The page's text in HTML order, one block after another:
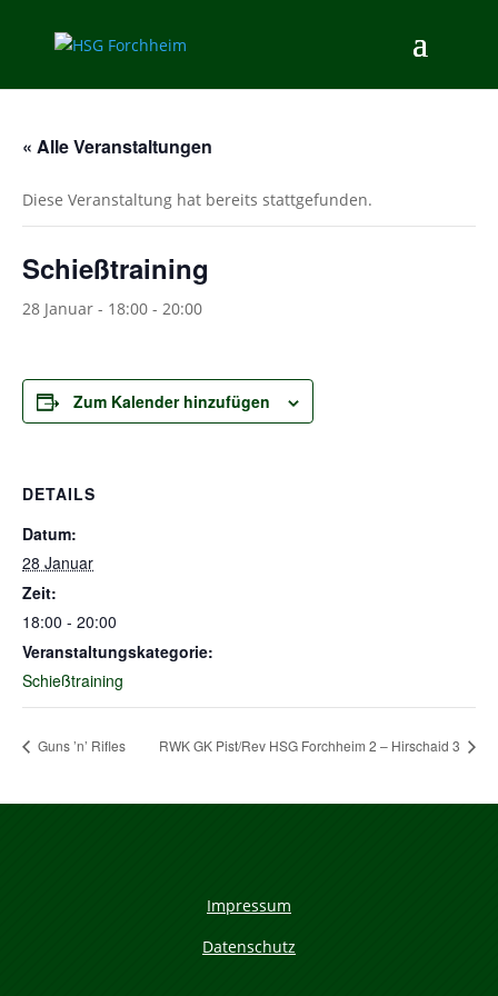
« Alle Veranstaltungen
Diese Veranstaltung hat bereits stattgefunden.
Schießtraining
28 Januar - 18:00 - 20:00
Zum Kalender hinzufügen
DETAILS
Datum:
28 Januar
Zeit:
18:00 - 20:00
Veranstaltungskategorie:
Schießtraining
Guns ’n’ Rifles RWK GK Pist/Rev HSG Forchheim 2 – Hirschaid 3
Impressum
Datenschutz